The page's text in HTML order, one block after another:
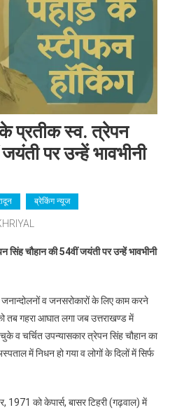
प्रतीक स्व. त्रेपन
पर उन्हें भावभीनी
ब्रेकिंग न्यूज
सिंह चौहान की 54वीं जयंती पर उन्हें भावभीनी
व जनसरोकारों के लिए काम करने
तब गहरा आघात लगा जब उत्तराखण्ड में
व चर्चित उपन्यासकार त्रेपन सिंह चौहान का
में निधन हो गया व लोगों के दिलों में सिर्फ
1971 को केपार्स, बासर टिहरी (गढ़वाल) में